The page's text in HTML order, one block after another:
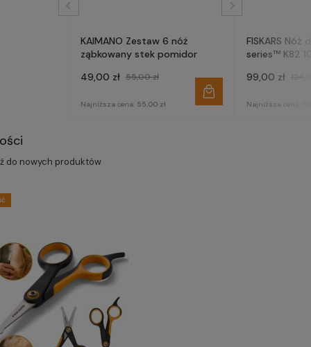
KAIMANO Zestaw 6 nóż
ząbkowany stek pomidor
49,00 zł 55,00 zł
Najniższa cena: 55,00 zł
FISKARS
series™ K82
99,00 zł
Najniższa cena:
do nowych produktów